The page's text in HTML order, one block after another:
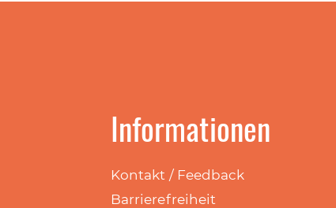
Informationen
Kontakt / Feedback
Barrierefreiheit